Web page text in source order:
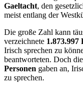
Gaeltacht, den
meist entlang der
Die große Zahl kann
verzeichnete 1.873.997
Irisch sprechen zu
beantworteten. Doch
Personen gaben an,
zu sprechen.